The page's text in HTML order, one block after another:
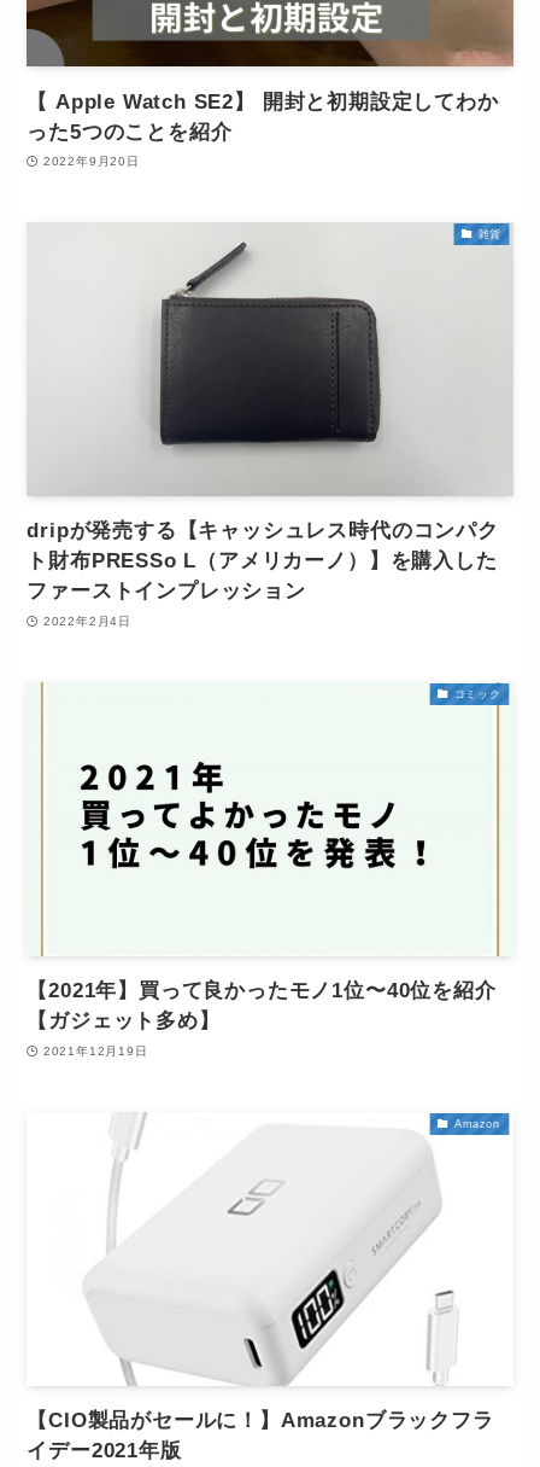
【 Apple Watch SE2】 開封と初期設定してわか
った5つのことを紹介
2022年9月20日
雑貨
dripが発売する【キャッシュレス時代のコンパク
ト財布PRESSo L（アメリカーノ）】を購入した
ファーストインプレッション
2022年2月4日
コミック
【2021年】買って良かったモノ1位〜40位を紹介
【ガジェット多め】
2021年12月19日
Amazon
【CIO製品がセールに！】Amazonブラックフラ
イデー2021年版